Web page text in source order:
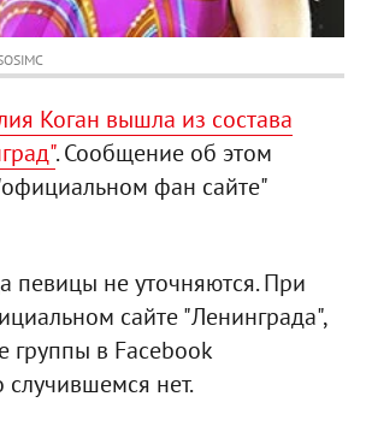
Коган вышла из состава
. Сообщение об этом
фан сайте"
певицы не уточняются. При
сайте "Ленинграда",
группы в Facebook
нет.